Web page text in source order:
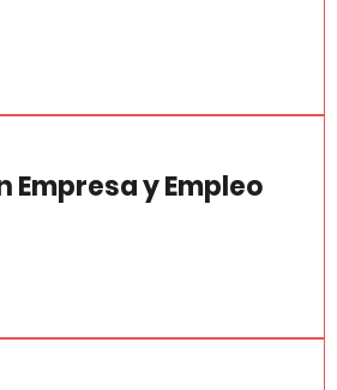
Empresa y Empleo